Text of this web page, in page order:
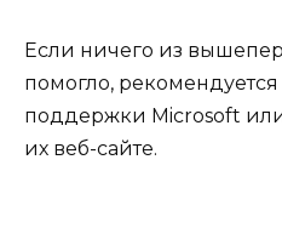
Если ничего из
помогло,
поддержки Microsoft
их веб-сайте.